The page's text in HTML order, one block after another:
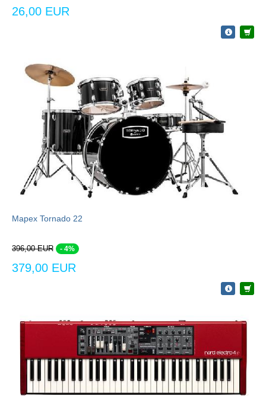
26,00 EUR
Mapex Tornado 22
396,00 EUR - 4%
379,00 EUR